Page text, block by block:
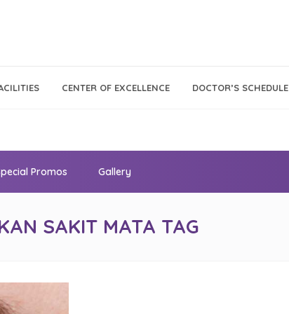
Call
Call Center
Klinik
CENTER OF EXCELLENCE DOCTOR’S SCHEDULE
Promos Gallery
SAKIT MATA TAG